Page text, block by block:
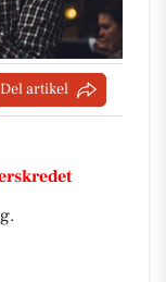
Del artikel